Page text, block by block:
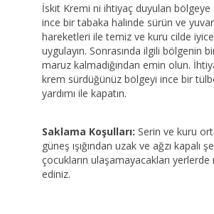
İskit Kremi ni ihtiyaç duyulan
ince bir tabaka halinde sürün ve
hareketleri ile temiz ve kuru cilde
uygulayın. Sonrasında ilgili bölgenin
maruz kalmadığından emin olun.
krem sürdüğünüz bölgeyi ince bir
yardımı ile kapatın.
Saklama Koşulları: Serin ve kuru
güneş ışığından uzak ve ağzı kapalı
çocukların ulaşamayacakları
ediniz.